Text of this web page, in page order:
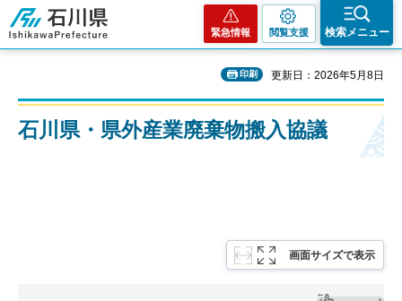
石川県
緊急情報 閲覧支援 検索メニュー
印刷 更新日：2026年5月8日
石川県・県外産業廃棄物搬入協議
画面サイズで表示